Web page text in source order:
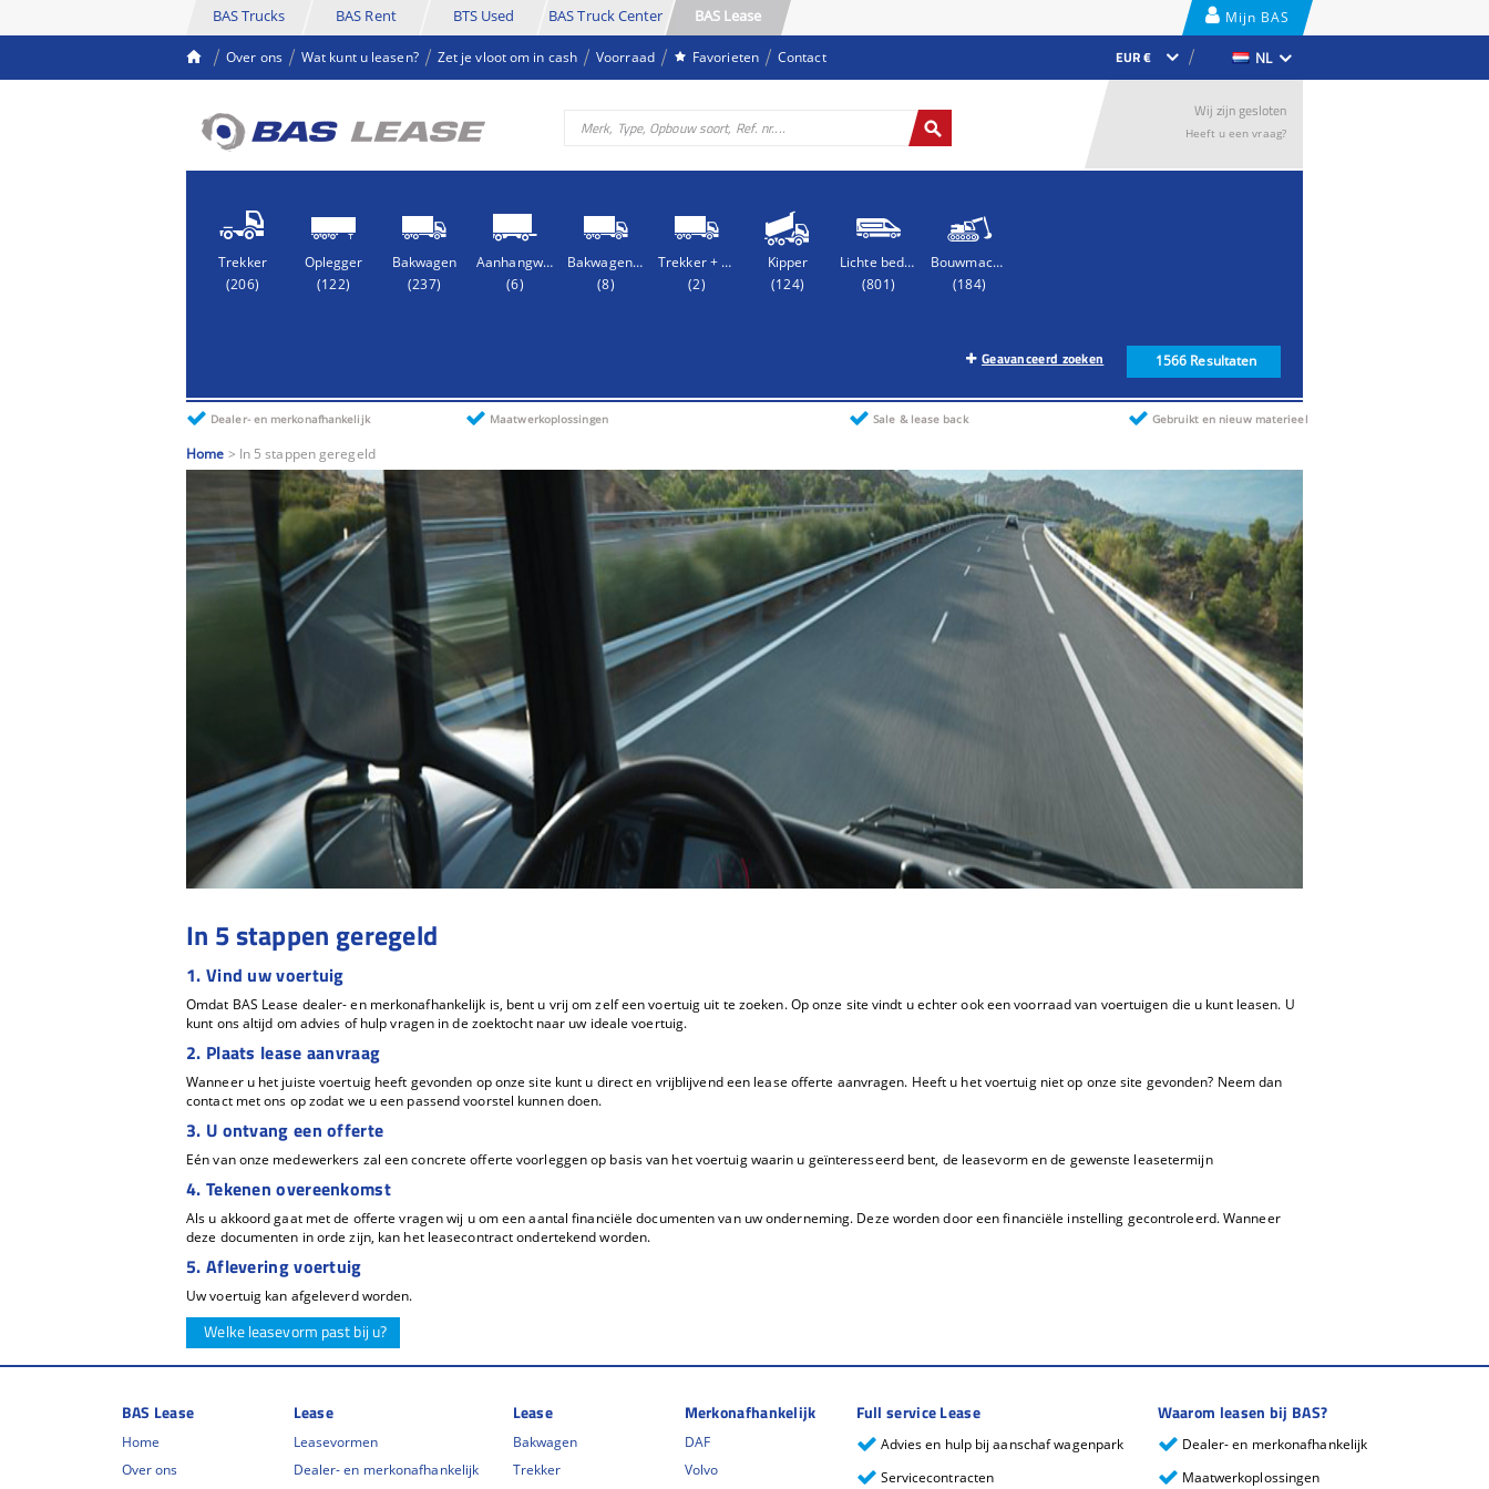
BAS Trucks BAS Rent BTS Used BAS Truck Center BAS Lease
Mijn BAS
Lease
Over ons Wat kunt u leasen? Zet je vloot om in cash Voorraad Favorieten Contact NL
EUR €
Wij zijn gesloten
Heeft u een vraag?
Trekker
(206)
Oplegger
(122)
Bakwagen
(237)
Aanhangwagen
(6)
Bakwagen + Aanhangwagen
(8)
Trekker + Oplegger
(2)
Kipper
(124)
Lichte bedrijfsauto
(801)
Bouwmachine
(184)
1566 Resultaten
Geavanceerd zoeken
Dealer- en merkonafhankelijk Maatwerkoplossingen Sale & lease back Gebruikt en nieuw materieel
Home > In 5 stappen geregeld
REGEL UW FINANCIERING IN SLECHTS 5 STAPPEN
EN GA SNEL DE WEG OP!
In 5 stappen geregeld
1. Vind uw voertuig
Omdat BAS Lease dealer- en merkonafhankelijk is, bent u vrij om zelf een voertuig uit te zoeken. Op onze site vindt u echter ook een voorraad van voertuigen die u kunt leasen. U
kunt ons altijd om advies of hulp vragen in de zoektocht naar uw ideale voertuig.
2. Plaats lease aanvraag
Wanneer u het juiste voertuig heeft gevonden op onze site kunt u direct en vrijblijvend een lease offerte aanvragen. Heeft u het voertuig niet op onze site gevonden? Neem dan
contact met ons op zodat we u een passend voorstel kunnen doen.
3. U ontvang een offerte
Eén van onze medewerkers zal een concrete offerte voorleggen op basis van het voertuig waarin u geïnteresseerd bent, de leasevorm en de gewenste leasetermijn
4. Tekenen overeenkomst
Als u akkoord gaat met de offerte vragen wij u om een aantal financiële documenten van uw onderneming. Deze worden door een financiële instelling gecontroleerd. Wanneer
deze documenten in orde zijn, kan het leasecontract ondertekend worden.
5. Aflevering voertuig
Uw voertuig kan afgeleverd worden.
Welke leasevorm past bij u?
BAS Lease
Home
Over ons
Lease
Leasevormen
Dealer- en merkonafhankelijk
Lease
Bakwagen
Trekker
Merkonafhankelijk
DAF
Volvo
Full service Lease
Advies en hulp bij aanschaf wagenpark
Servicecontracten
Waarom leasen bij BAS?
Dealer- en merkonafhankelijk
Maatwerkoplossingen